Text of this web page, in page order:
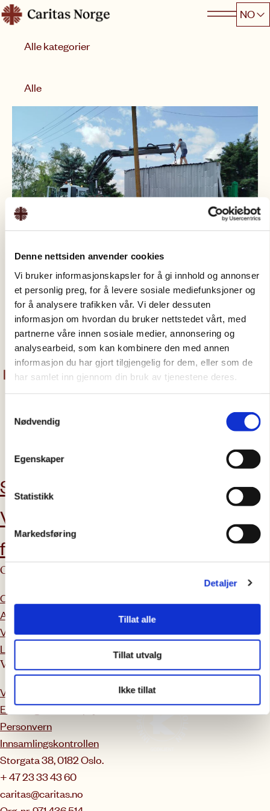
Denne nettsiden anvender cookies
Vi bruker informasjonskapsler for å gi innhold og annonser
et personlig preg, for å levere sosiale mediefunksjoner og
for å analysere trafikken vår. Vi deler dessuten
informasjon om hvordan du bruker nettstedet vårt, med
partnerne våre innen sosiale medier, annonsering og
analysearbeid, som kan kombinere den med annen
informasjon du har gjort tilgjengelig for dem, eller som de
har samlet inn gjennom din bruk av tjenestene deres.
Nødvendig
Egenskaper
Statistikk
Markedsføring
Detaljer
Tillat alle
Tillat utvalg
Ikke tillat
Hopp
til
innhold
Caritas
NO
Alle
05.08.2025 luftangrep Ukraina vann
Vannfiltreringsanlegg drevet av Caritas ble
rammet av russisk luftangrep
Støtt oss
Vil du bli
frivillig?
Om Caritas
Om oss
Ansatte
Vårt arbeid
Ledig stillinger
Kurskalender
Enfase
Våre rutiner
Varsling
Etikk- og antikorrupsjon
Personvern
Innsamlingskontrollen
Storgata 38, 0182 Oslo.
+ 47 23 33 43 60
caritas@caritas.no